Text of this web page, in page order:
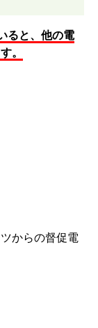
ると、他の電
。
からの督促電